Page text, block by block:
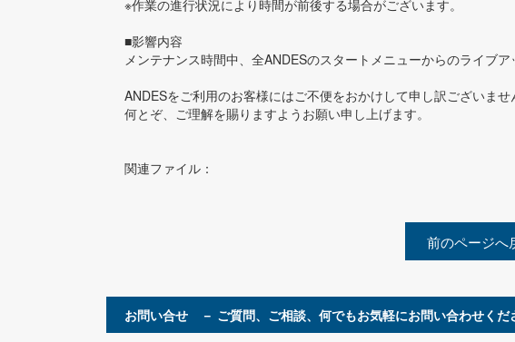
※作業の進行状況により時間が前後する場合がございます。
■影響内容
メンテナンス時間中、全ANDESのスタートメニューからのライブア
ANDESをご利用のお客様にはご不便をおかけして申し訳ございませ
何とぞ、ご理解を賜りますようお願い申し上げます。
関連ファイル：
前のページへ
お問い合せ － ご質問、ご相談、何でもお気軽にお問い合わせくだ